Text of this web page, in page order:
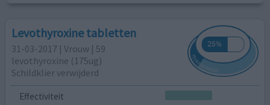
Levothyroxine tabletten
31-03-2017 | Vrouw | 59
levothyroxine (175ug)
Schildklier verwijderd
Effectiviteit